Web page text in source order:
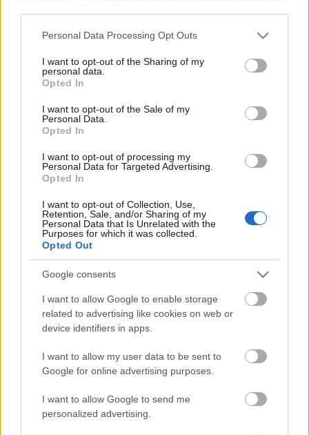
Please note that this website/app uses one or more Google
not limited to your visit or usage behaviour. You may click to
grant or deny consent to Google and its third-party tags to
use your data for below specified purposes in below Google
consent section.
Personal Data Processing Opt Outs
I want to opt-out of the Sharing of my
personal data.
Opted In
I want to opt-out of the Sale of my
Personal Data.
Opted In
I want to opt-out of processing my
Personal Data for Targeted Advertising.
Opted In
I want to opt-out of Collection, Use,
Retention, Sale, and/or Sharing of my
Personal Data that Is Unrelated with the
Purposes for which it was collected.
Opted Out
Google consents
I want to allow Google to enable storage
related to advertising like cookies on web or
device identifiers in apps.
I want to allow my user data to be sent to
Google for online advertising purposes.
I want to allow Google to send me
personalized advertising.
A párizsi Pompidou Központban több magyar
drámát is bemutatott felolvasó-előadásokon:
Madách Imre Az ember tragédiáját 1984-ben, Déry
Tibor Óriáscsecsemő, Ébredjetek fel, Mit eszik
Pesszimista komédia című drámáját 1992-ben.
Több mint négy évtizedes színházi munkássága
Magyarországon a Szkéné Színházhoz, a 25.
Színházhoz, Franciaországban pedig saját
társulatához, az 1973-ben alapított ATRAAL színházi
csoporthoz (Atelier de Recherche Théatrale) köthető.
Velük dolgozta ki pszichoanalízisre és
mozgásszínházra alapozott terápiás módszerét,
amelynek lényege, hogy a részvevők saját
személyiségük legmélyebb, legrejtettebb vonásait is
szabadon és veszélytelenül mutathatják be.
Shakespeare, Lautréamont, József Attila vagy Déry
darabot játszók szövegeire építi fel a játékot.
Elméleti alapvetései Moreno, Freud és Lacan